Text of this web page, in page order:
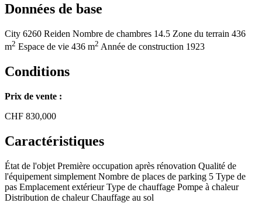
Données de base
City 6260 Reiden Nombre de chambres 14.5 Zone du terrain 436
m2 Espace de vie 436 m2 Année de construction 1923
Conditions
Prix de vente :
CHF 830,000
Caractéristiques
État de l'objet Première occupation après rénovation Qualité de
l'équipement simplement Nombre de places de parking 5 Type de
pas Emplacement extérieur Type de chauffage Pompe à chaleur
Distribution de chaleur Chauffage au sol